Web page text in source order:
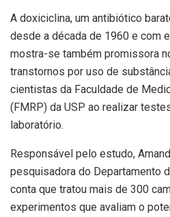
A doxiciclina, um antibiótico
desde a década de 1960 e com
mostra-se também promissora
transtornos por uso de
cientistas da Faculdade de
(FMRP) da USP ao realizar
laboratório.
Responsável pelo estudo,
pesquisadora do Departamento
conta que tratou mais de 300
experimentos que avaliam o